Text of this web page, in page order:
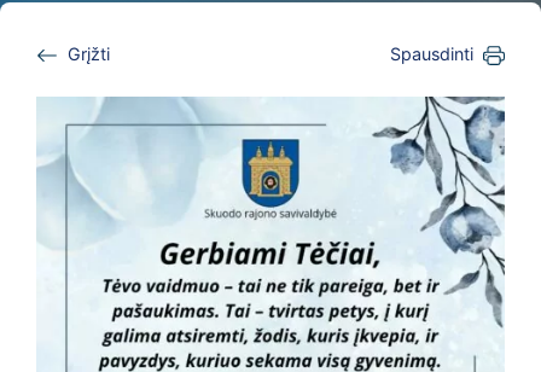
Grįžti Spausdinti